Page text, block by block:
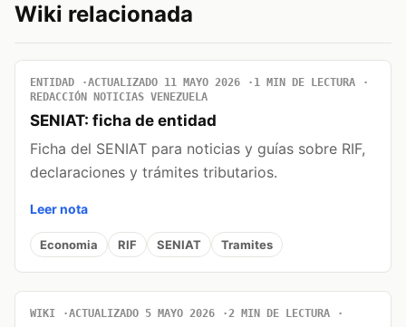
Wiki relacionada
ENTIDAD ACTUALIZADO 11 MAYO 2026
1 MIN DE LECTURA
REDACCIÓN NOTICIAS VENEZUELA
SENIAT: ficha de entidad
Ficha del SENIAT para noticias y guías sobre RIF,
declaraciones y trámites tributarios.
Leer nota
Economia RIF SENIAT Tramites
WIKI ACTUALIZADO 5 MAYO 2026 2 MIN DE LECTURA